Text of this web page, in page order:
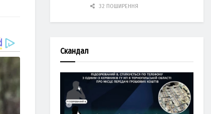
32 ПОШИРЕННЯ
Скандал